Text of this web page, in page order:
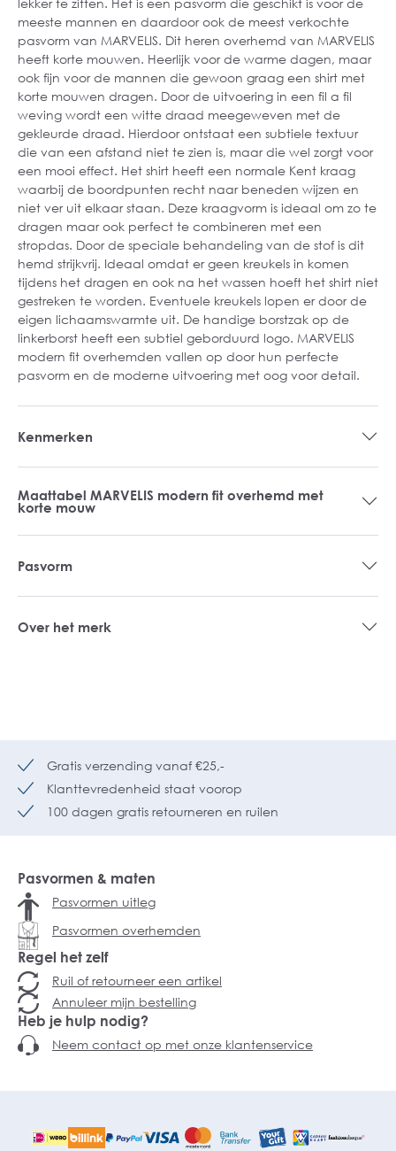
meeste mannen en daardoor ook de meest verkochte
pasvorm van MARVELIS. Dit heren overhemd van MARVELIS
heeft korte mouwen. Heerlijk voor de warme dagen, maar
ook fijn voor de mannen die gewoon graag een shirt met
korte mouwen dragen. Door de uitvoering in een fil a fil
weving wordt een witte draad meegeweven met de
gekleurde draad. Hierdoor ontstaat een subtiele textuur
die van een afstand niet te zien is, maar die wel zorgt voor
een mooi effect. Het shirt heeft een normale Kent kraag
waarbij de boordpunten recht naar beneden wijzen en
niet ver uit elkaar staan. Deze kraagvorm is ideaal om zo te
dragen maar ook perfect te combineren met een
stropdas. Door de speciale behandeling van de stof is dit
hemd strijkvrij. Ideaal omdat er geen kreukels in komen
tijdens het dragen en ook na het wassen hoeft het shirt niet
gestreken te worden. Eventuele kreukels lopen er door de
eigen lichaamswarmte uit. De handige borstzak op de
linkerborst heeft een subtiel geborduurd logo. MARVELIS
modern fit overhemden vallen op door hun perfecte
pasvorm en de moderne uitvoering met oog voor detail.
Kenmerken
Maattabel MARVELIS modern fit overhemd met
korte mouw
Pasvorm
Over het merk
Gratis verzending vanaf €25,-
Klanttevredenheid staat voorop
100 dagen gratis retourneren en ruilen
Pasvormen & maten
Pasvormen uitleg
Pasvormen overhemden
Regel het zelf
Ruil of retourneer een artikel
Annuleer mijn bestelling
Heb je hulp nodig?
Neem contact op met onze klantenservice